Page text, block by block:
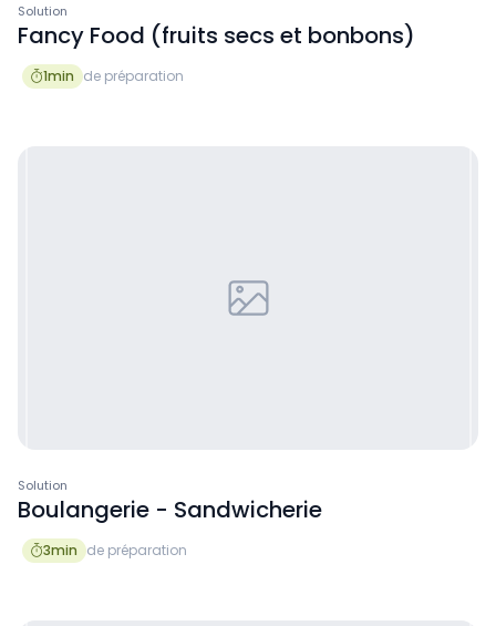
Solution
Fancy Food (fruits secs et bonbons)
1min de préparation
Solution
Boulangerie - Sandwicherie
3min de préparation